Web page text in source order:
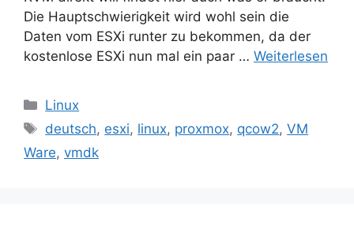
Die Hauptschwierigkeit wird wohl sein die
Daten vom ESXi runter zu bekommen, da der
kostenlose ESXi nun mal ein paar … Weiterlesen
Kategorien
Linux
Schlagwörter
deutsch, esxi, linux, proxmox, qcow2,VM
Ware, vmdk